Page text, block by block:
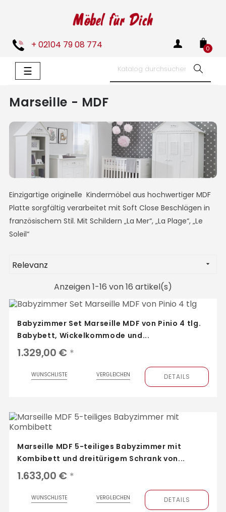
+ 02104 79 08 774 0
Umschalten
der
☰
Marseille - MDF
Einzigartige originelle Kindermöbel aus hochwertiger MDF
Platte sorgfältig verarbeitet mit Soft Close Beschlägen in
französischem Stil. Mit Schildern „La Mer“, „La Plage“, „Le
Soleil“
Relevanz 
Anzeigen 1-16 von 16 artikel(s)
Babyzimmer Set Marseille MDF von Pinio 4 tlg.
Babybett, Wickelkommode und...
1.329,00 € *
WUNSCHLISTE VERGLEICHEN DETAILS
Marseille MDF 5-teiliges Babyzimmer mit
Kombibett und dreitürigem Schrank von...
1.633,00 € *
WUNSCHLISTE VERGLEICHEN DETAILS